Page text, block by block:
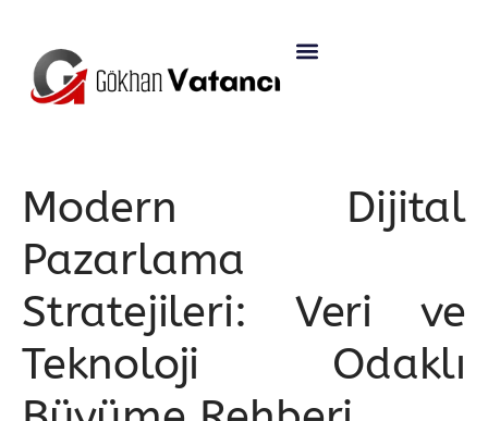
Modern Dijital
Pazarlama
Stratejileri: Veri ve
Teknoloji Odaklı